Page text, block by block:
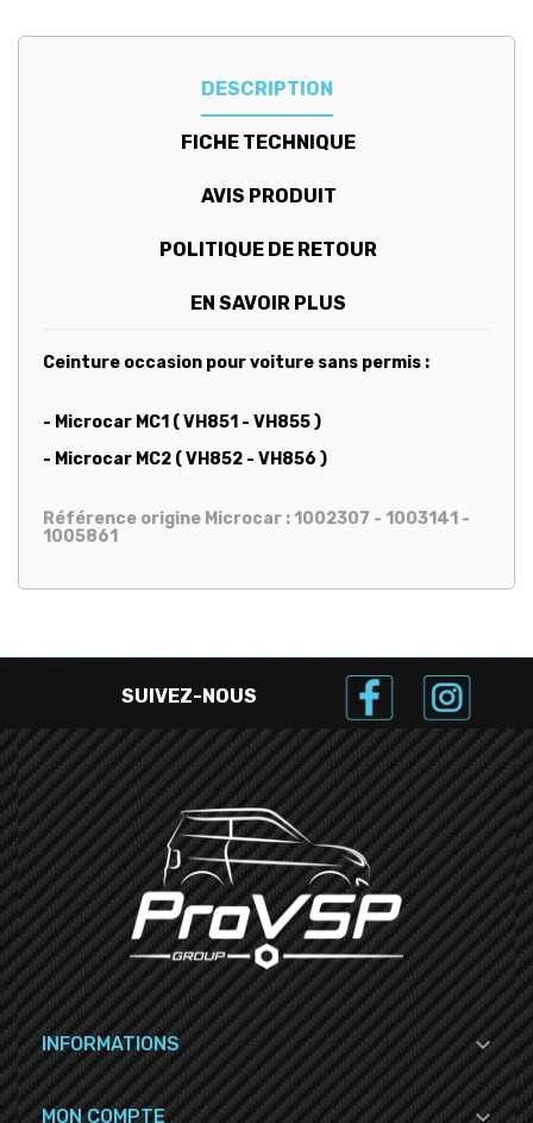
DESCRIPTION
FICHE TECHNIQUE
AVIS PRODUIT
POLITIQUE DE RETOUR
EN SAVOIR PLUS
Ceinture occasion pour voiture sans permis :
- Microcar MC1 ( VH851 - VH855 )
- Microcar MC2 ( VH852 - VH856 )
Référence origine Microcar : 1002307 - 1003141 -
1005861
SUIVEZ-NOUS
INFORMATIONS 
MON COMPTE